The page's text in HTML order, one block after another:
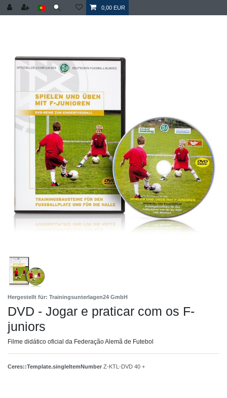
0,00 EUR
Hergestellt für: Trainingsunterlagen24 GmbH
DVD - Jogar e praticar com os F-
juniors
Filme didático oficial da Federação Alemã de Futebol
Ceres::Template.singleItemNumber Z-KTL-DVD 40 +